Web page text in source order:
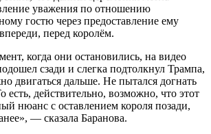
уважения по отношению
гостю через предоставление ему
перед королём.
когда они остановились, на видео
сзади и слегка подтолкнул Трампа,
двигаться дальше. Не пытался догнать
есть, действительно, возможно, что этот
нюанс с оставлением короля позади,
— сказала Баранова.